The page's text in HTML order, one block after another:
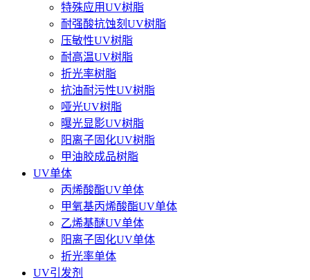
特殊应用UV树脂
耐强酸抗蚀刻UV树脂
压敏性UV树脂
耐高温UV树脂
折光率树脂
抗油耐污性UV树脂
哑光UV树脂
曝光显影UV树脂
阳离子固化UV树脂
甲油胶成品树脂
UV单体
丙烯酸酯UV单体
甲氧基丙烯酸酯UV单体
乙烯基醚UV单体
阳离子固化UV单体
折光率单体
UV引发剂